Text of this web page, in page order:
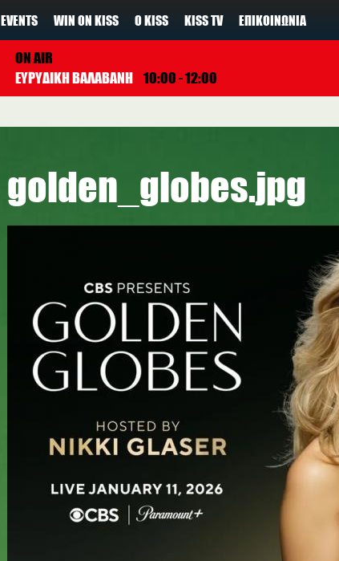
EVENTS WIN ON KISS Ο KISS KISS TV ΕΠΙΚΟΙΝΩΝΊΑ
ON AIR
ΕΥΡΥΔΙΚΗ ΒΑΛΑΒΑΝΗ 10:00 - 12:00
golden_globes.jpg